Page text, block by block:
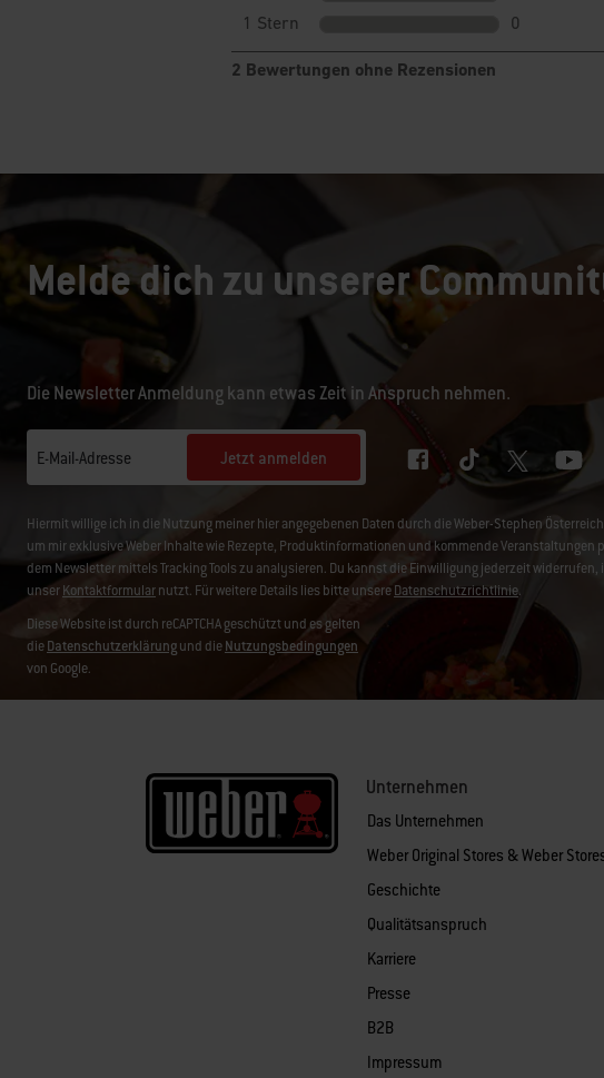
Melde dich zu unserer
Die Newsletter Anmeldung kann etwas Zeit in Anspruch nehmen.
E-Mail-Adresse Jetzt anmelden
Hiermit willige ich in die Nutzung meiner hier angegebenen Daten durch die Weber-Stephen
um mir exklusive Weber Inhalte wie Rezepte, Produktinformationen und kommende
dem Newsletter mittels Tracking Tools zu analysieren. Du kannst die Einwilligung jederzeit widerrufen,
unserKontaktformularnutzt. Für weitere Details lies bitte unsereDatenschutzrichtlinie.
Diese Website ist durch reCAPTCHA geschützt und es gelten
dieDatenschutzerklärungund dieNutzungsbedingungen
von Google.
Unternehmen
Das Unternehmen
Weber Original Stores & Weber
Geschichte
Qualitätsanspruch
Karriere
Presse
B2B
Impressum